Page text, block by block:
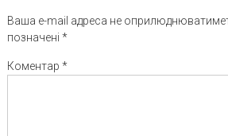
Ваша e-mail адреса не
позначені *
Коментар *